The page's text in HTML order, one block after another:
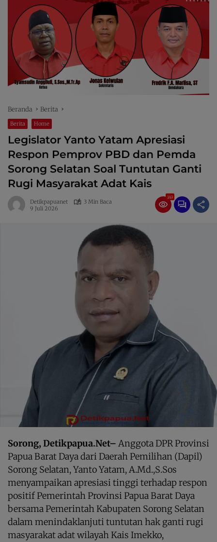
Beranda Berita
Berita Home
Legislator Yanto Yatam Apresiasi
Respon Pemprov PBD dan Pemda
Sorong Selatan Soal Tuntutan Ganti
Rugi Masyarakat Adat Kais
Detikpapuanet
3 Min Baca
9 Juli 2026
149
Sorong, Detikpapua.Net– Anggota DPR Provinsi
Papua Barat Daya dari Daerah Pemilihan (Dapil)
Sorong Selatan, Yanto Yatam, A.Md.,S.Sos
menyampaikan apresiasi tinggi terhadap respon
positif Pemerintah Provinsi Papua Barat Daya
bersama Pemerintah Kabupaten Sorong Selatan
dalam menindaklanjuti tuntutan hak ganti rugi
masyarakat adat wilayah Kais Imekko,